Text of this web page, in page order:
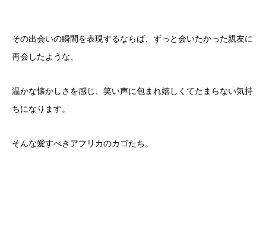
その出会いの瞬間を表現するならば、ずっと会いたかった親友に
再会したような、
温かな懐かしさを感じ、笑い声に包まれ嬉しくてたまらない気持
ちになります。
そんな愛すべきアフリカのカゴたち。